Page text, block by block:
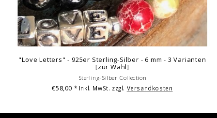
"Love Letters" - 925er Sterling-Silber - 6 mm - 3 Varianten
[zur Wahl]
Sterling-Silber Collection
€58,00 * Inkl. MwSt. zzgl. Versandkosten